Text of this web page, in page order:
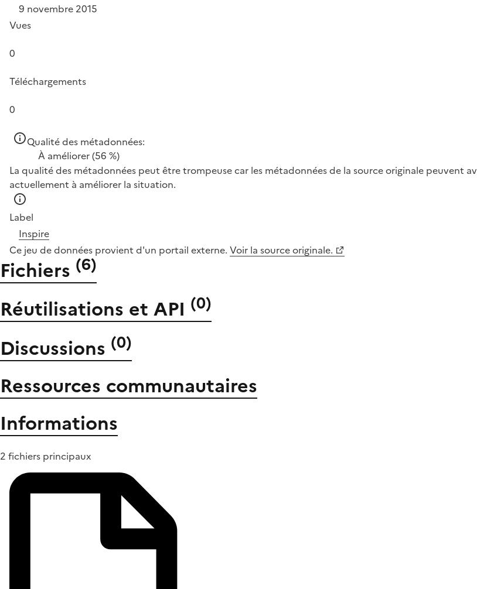
9 novembre 2015
Vues
0
Téléchargements
0
Qualité des métadonnées:
À améliorer(56 %)
La qualité des métadonnées peut être trompeuse car les métadonnées de la source originale peuvent
actuellement à améliorer la situation.
Label
Inspire
Ce jeu de données provient d'un portail externe. Voir la source originale.
Fichiers (6)
Réutilisations et API (0)
Discussions (0)
Ressources communautaires
Informations
2 fichiers principaux